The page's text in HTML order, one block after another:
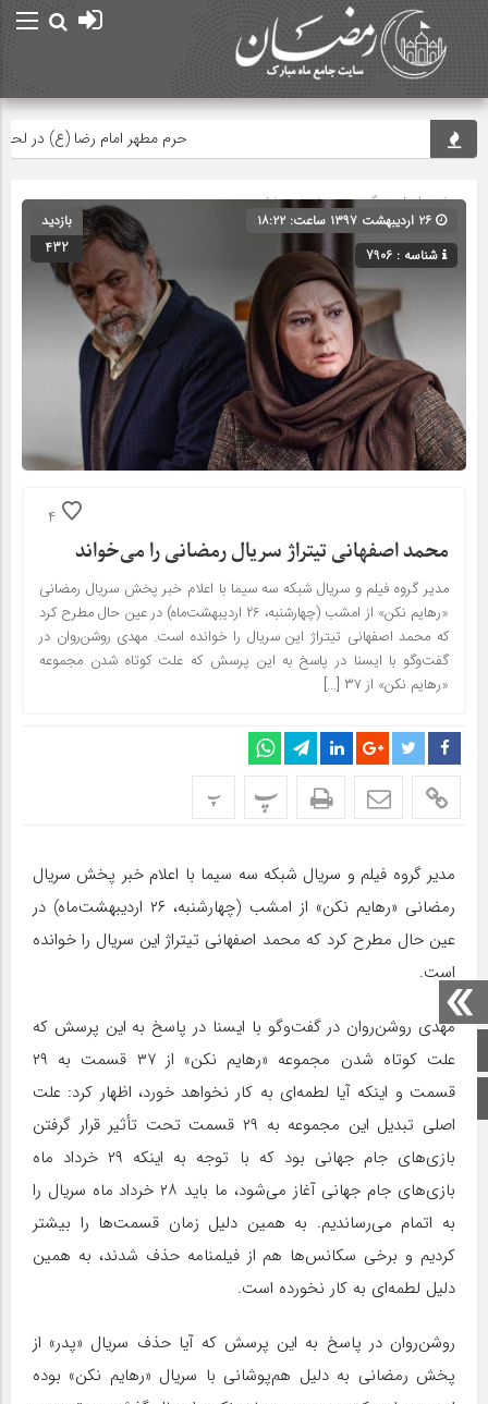
صفحه اصلی
اینستاگرام
حرم مطهر امام رضا (ع) در لحظه
صفحه اصلی» گروه » دسته‌بندی نشده
شناسه : 7906
بازدید
432
4
محمد اصفهانی تیتراژ سریال رمضانی را می‌خواند
مدیر گروه فیلم و سریال شبکه سه سیما با اعلام خبر پخش سریال رمضانی
«رهایم نکن» از امشب (چهارشنبه، ۲۶ اردیبهشت‌ماه) در عین حال مطرح کرد
که محمد اصفهانی تیتراژ این سریال را خوانده است. مهدی روشن‌روان در
گفت‌وگو با ایسنا در پاسخ به این پرسش که علت کوتاه شدن مجموعه
«رهایم نکن» از ۳۷ […]
پ پ
مدیر گروه فیلم و سریال شبکه سه سیما با اعلام خبر پخش سریال
رمضانی «رهایم نکن» از امشب (چهارشنبه، ۲۶ اردیبهشت‌ماه) در
عین حال مطرح کرد که محمد اصفهانی تیتراژ این سریال را خوانده
است.
مهدی روشن‌روان در گفت‌وگو با ایسنا در پاسخ به این پرسش که
علت کوتاه شدن مجموعه «رهایم نکن» از ۳۷ قسمت به ۲۹
قسمت و اینکه آیا لطمه‌ای به کار نخواهد خورد، اظهار کرد: علت
اصلی تبدیل این مجموعه به ۲۹ قسمت تحت تأثیر قرار گرفتن
بازی‌های جام جهانی بود که با توجه به اینکه ۲۹ خرداد ماه
بازی‌های جام جهانی آغاز می‌شود، ما باید ۲۸ خرداد ماه سریال را
به اتمام می‌رساندیم. به همین دلیل زمان قسمت‌ها را بیشتر
کردیم و برخی سکانس‌ها هم از فیلمنامه حذف شدند، به همین
دلیل لطمه‌ای به کار نخورده است.
روشن‌روان در پاسخ به این پرسش که آیا حذف سریال «پدر» از
پخش رمضانی به دلیل هم‌پوشانی با سریال «رهایم نکن» بوده